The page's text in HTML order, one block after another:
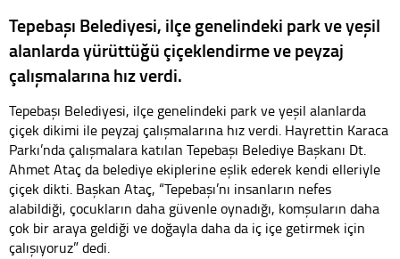
Tepebaşı Belediyesi, ilçe genelindeki park ve yeşil
alanlarda yürüttüğü çiçeklendirme ve peyzaj
çalışmalarına hız verdi.
Tepebaşı Belediyesi, ilçe genelindeki park ve yeşil alanlarda
çiçek dikimi ile peyzaj çalışmalarına hız verdi. Hayrettin Karaca
Parkı’nda çalışmalara katılan Tepebaşı Belediye Başkanı Dt.
Ahmet Ataç da belediye ekiplerine eşlik ederek kendi elleriyle
çiçek dikti. Başkan Ataç, “Tepebaşı’nı insanların nefes
alabildiği, çocukların daha güvenle oynadığı, komşuların daha
çok bir araya geldiği ve doğayla daha da iç içe getirmek için
çalışıyoruz” dedi.